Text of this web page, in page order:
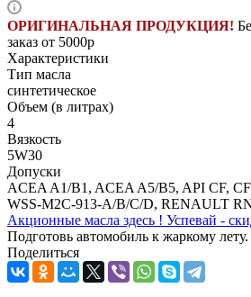
ОРИГИНАЛЬНАЯ ПРОДУКЦИЯ!
заказ от 5000р
Характеристики
Тип масла
синтетическое
Объем (в литрах)
4
Вязкость
5W30
Допуски
ACEA A1/B1, ACEA A5/B5, API CF,
WSS-M2C-913-A/B/C/D, RENAULT
Акционные масла здесь ! Успевай -
Подготовь автомобиль к жаркому
Поделиться